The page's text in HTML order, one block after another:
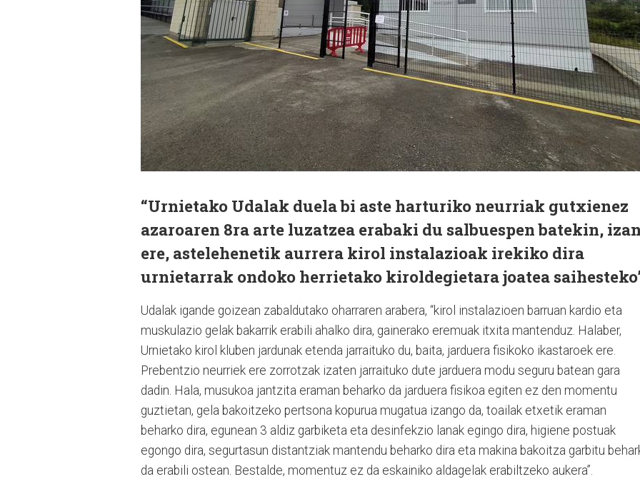
“Urnietako Udalak duela bi aste harturiko neurriak gutxienez
azaroaren 8ra arte luzatzea erabaki du salbuespen batekin,
ere, astelehenetik aurrera kirol instalazioak irekiko dira
urnietarrak ondoko herrietako kiroldegietara joatea
Udalak igande goizean zabaldutako oharraren arabera, “kirol instalazioen barruan kardio eta
muskulazio gelak bakarrik erabili ahalko dira, gainerako eremuak itxita mantenduz. Halaber,
Urnietako kirol kluben jardunak etenda jarraituko du, baita, jarduera fisikoko ikastaroek ere.
Prebentzio neurriek ere zorrotzak izaten jarraituko dute jarduera modu seguru batean gara
dadin. Hala, musukoa jantzita eraman beharko da jarduera fisikoa egiten ez den momentu
guztietan, gela bakoitzeko pertsona kopurua mugatua izango da, toailak etxetik eraman
beharko dira, egunean 3 aldiz garbiketa eta desinfekzio lanak egingo dira, higiene postuak
egongo dira, segurtasun distantziak mantendu beharko dira eta makina bakoitza garbitu
da erabili ostean. Bestalde, momentuz ez da eskainiko aldagelak erabiltzeko aukera”.